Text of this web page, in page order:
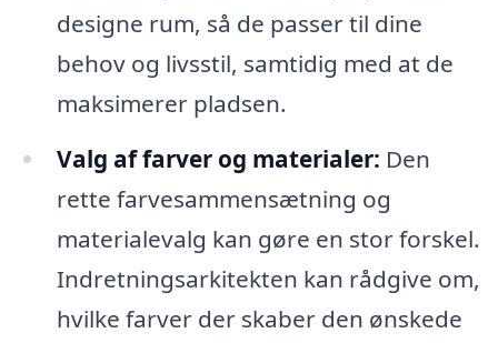
designe rum, så de passer til dine
behov og livsstil, samtidig med at de
maksimerer pladsen.
Valg af farver og materialer: Den
rette farvesammensætning og
materialevalg kan gøre en stor forskel.
Indretningsarkitekten kan rådgive om,
hvilke farver der skaber den ønskede